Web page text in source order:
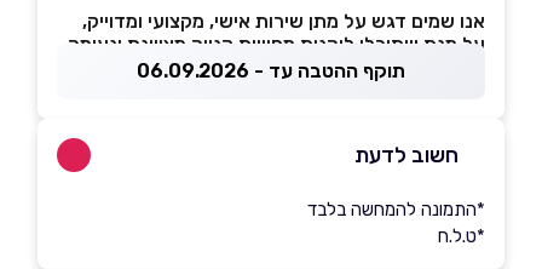
אנו שמים דגש על מתן שירות אישי, מקצועי ומדוייק,
על מנת שתוכלו ליהנות מחוויית קנייה מצויינת ונעימה.
תוקף ההטבה עד - 06.09.2026
חשוב לדעת
*התמונה להמחשה בלבד
*ט.ל.ח